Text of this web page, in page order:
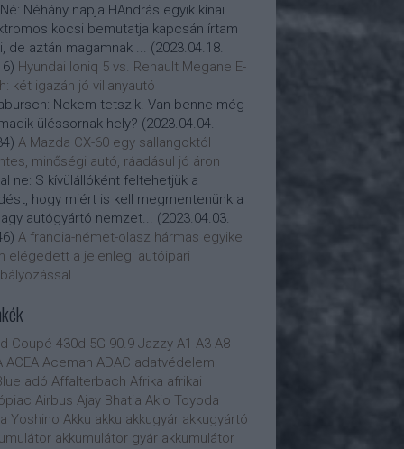
Néhány napja HAndrás egyik kínai
kocsi bemutatja kapcsán írtam
de aztán magamnak ... (2023.04.18.
) Hyundai Ioniq 5 vs. Renault Megane E-
két igazán jó villanyautó
Nekem tetszik. Van benne még
üléssornak hely? (2023.04.04.
) A Mazda CX-60 egy sallangoktól
minőségi autó, ráadásul jó áron
ne: S kívülállóként feltehetjük a
hogy miért is kell megmentenünk a
autógyártó nemzet... (2023.04.03.
) A francia-német-olasz hármas egyike
elégedett a jelenlegi autóipari
Coupé 430d 5G 90.9 Jazzy A1 A3 A8
ACEA Aceman ADAC adatvédelem
adó Affalterbach Afrika afrikai
Airbus Ajay Bhatia Akio Toyoda
Yoshino Akku akku akkugyár akkugyártó
akkumulátor gyár akkumulátor